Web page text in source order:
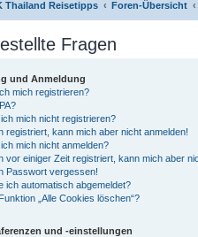
Thailand Reisetipps Foren-Übersicht
Fragen
und Anmeldung
mich registrieren?
mich nicht registrieren?
registriert, kann mich aber nicht anmelden!
mich nicht anmelden?
vor einiger Zeit registriert, kann mich aber
Passwort vergessen!
ich automatisch abgemeldet?
„Alle Cookies löschen“?
und -einstellungen